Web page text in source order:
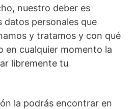
nuestro deber es
personales que
y tratamos y con qué
en cualquier momento la
libremente tu
la podrás encontrar en